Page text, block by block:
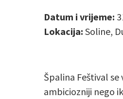
Datum i vrijeme:
Lokacija: Soline,
Špalina Feštival se
ambiciozniji nego